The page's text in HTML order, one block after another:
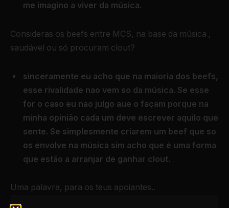
me imagino a viver da música.
Consideras os beefs entre MCS, na base da música ,
saudável ou só procuram clout?
sinceramente eu acho que na maioria dos beefs,
esse rivalidade nao vem so da música. Se esse
for o caso eu nao julgo aue o façam porque na
minha opinião cada um deve escrever aquilo que
sente. Se simplesmente criarem um beef que so
os envolve na música sim acho que é uma forma
que estão a arranjar de ganhar clout.
Uma palavra, para os teus apoiantes..